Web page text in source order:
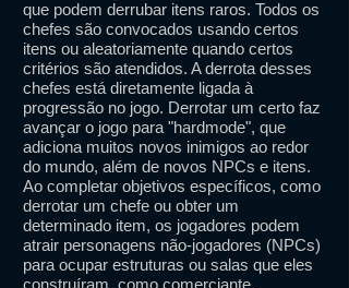
que podem derrubar itens raros. Todos os
chefes são convocados usando certos
itens ou aleatoriamente quando certos
critérios são atendidos. A derrota desses
chefes está diretamente ligada à
progressão no jogo. Derrotar um certo faz
avançar o jogo para "hardmode", que
adiciona muitos novos inimigos ao redor
do mundo, além de novos NPCs e itens.
Ao completar objetivos específicos, como
derrotar um chefe ou obter um
determinado item, os jogadores podem
atrair personagens não-jogadores (NPCs)
para ocupar estruturas ou salas que eles
construíram, como comerciante,